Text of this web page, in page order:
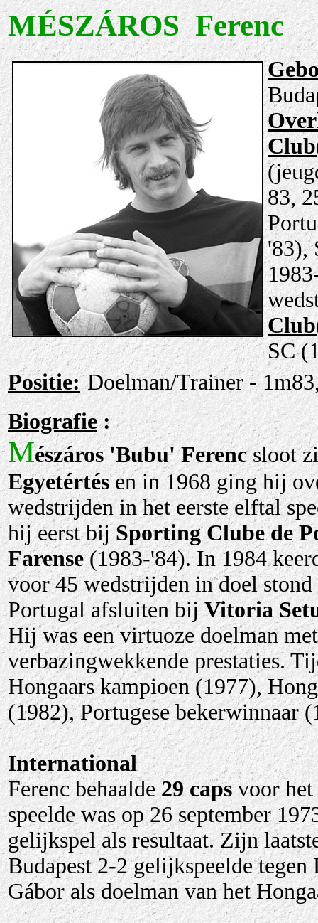
MÉSZÁROS Ferenc
83,
'83),
SC
Positie: Doelman/Trainer -
Biografie:
Mészáros 'Bubu' Ferencsloot
Egyetértésen in 1968 ging hij
wedstrijden in het eerste elftal
hij eerst bijSporting Clube de
Farense(1983-'84). In 1984
voor 45 wedstrijden in doel
Portugal afsluiten bijVitoria
Hij was een virtuoze doelman
verbazingwekkende prestaties.
Hongaars kampioen (1977),
(1982), Portugese bekerwinnaar
International
Ferenc behaalde29 capsvoor het
speelde was op 26 september
gelijkspel als resultaat. Zijn
Budapest 2-2 gelijkspeelde
Gábor als doelman van het